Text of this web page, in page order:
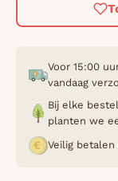
Voor 15:00
vandaag
Bij elke
planten we
Veilig betalen